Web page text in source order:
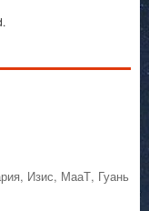
Изис, МааТ, Гуань